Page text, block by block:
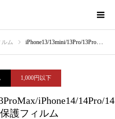
ルム iPhone13/13mini/13Pro/13ProMax/iPhone14/14Pro/14Plus/14Pro Maxカメラ保護フィルム
1,000円以下
iPhone14/14Pro/
護フィルム